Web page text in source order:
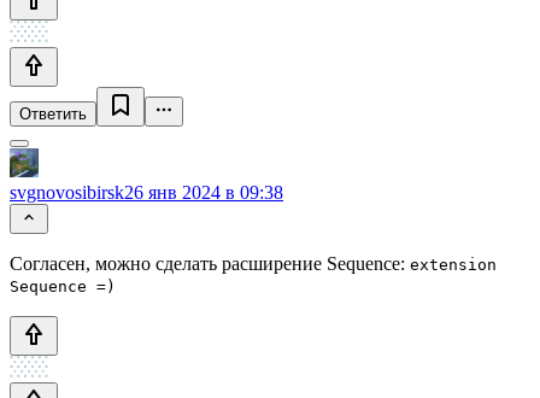
Ответить
svgnovosibirsk26 янв 2024 в 09:38
Согласен, можно сделать расширение Sequence: extension
Sequence =)